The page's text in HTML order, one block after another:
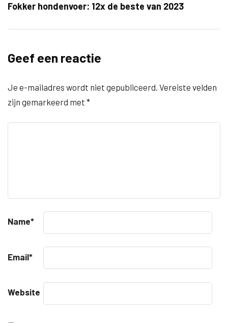
Fokker hondenvoer: 12x de beste van 2023
Geef een reactie
Je e-mailadres wordt niet gepubliceerd. Vereiste velden
zijn gemarkeerd met *
Name*
Email*
Website